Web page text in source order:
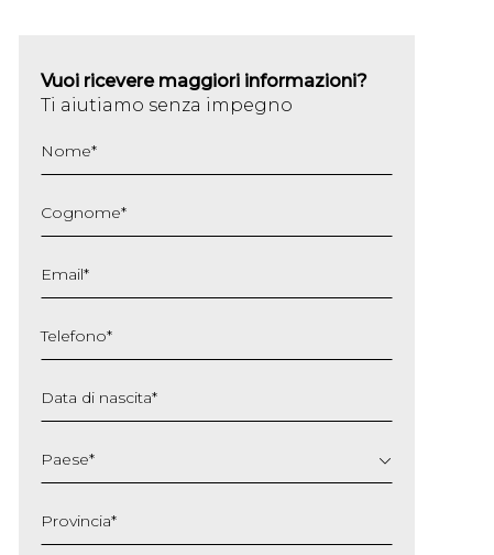
Vuoi ricevere maggiori informazioni?
Ti aiutiamo senza impegno
Nome*
Cognome*
Email*
Telefono*
Data di nascita*
slash
MM
AAAA
Paese*
Provincia*